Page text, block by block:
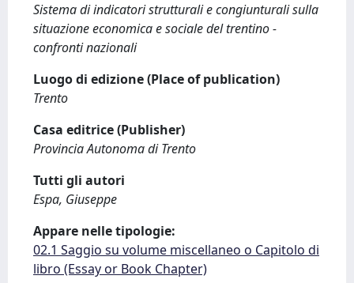
Sistema di indicatori strutturali e congiunturali sulla
situazione economica e sociale del trentino -
confronti nazionali
Luogo di edizione (Place of publication)
Trento
Casa editrice (Publisher)
Provincia Autonoma di Trento
Tutti gli autori
Espa, Giuseppe
Appare nelle tipologie:
02.1 Saggio su volume miscellaneo o Capitolo di
libro (Essay or Book Chapter)